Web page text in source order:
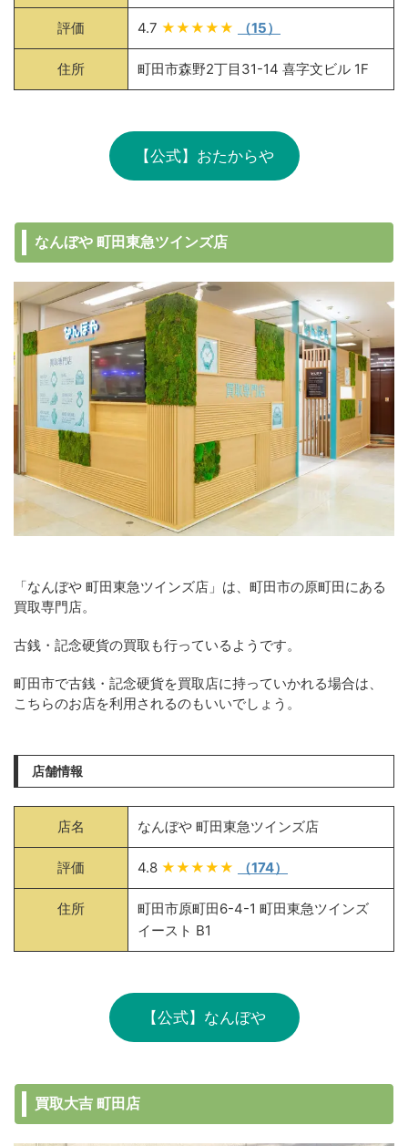
評価 4.7 ★★★★★ （15）
住所 町田市森野2丁目31-14 喜字文ビル 1F
【公式】おたからや
なんぼや 町田東急ツインズ店
「なんぼや 町田東急ツインズ店」は、町田市の原町田にある
買取専門店。
古銭・記念硬貨の買取も行っているようです。
町田市で古銭・記念硬貨を買取店に持っていかれる場合は、
こちらのお店を利用されるのもいいでしょう。
店舗情報
店名 なんぼや 町田東急ツインズ店
評価 4.8 ★★★★★ （174）
住所
町田市原町田6-4-1 町田東急ツインズ
イースト B1
【公式】なんぼや
買取大吉 町田店